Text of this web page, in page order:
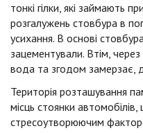
тонкі гілки, які займають
розгалужень стовбура в
усихання. В основі
зацементували. Втім,
вода та згодом замерзає,
Територія розташування
місць стоянки
стресоутворюючим